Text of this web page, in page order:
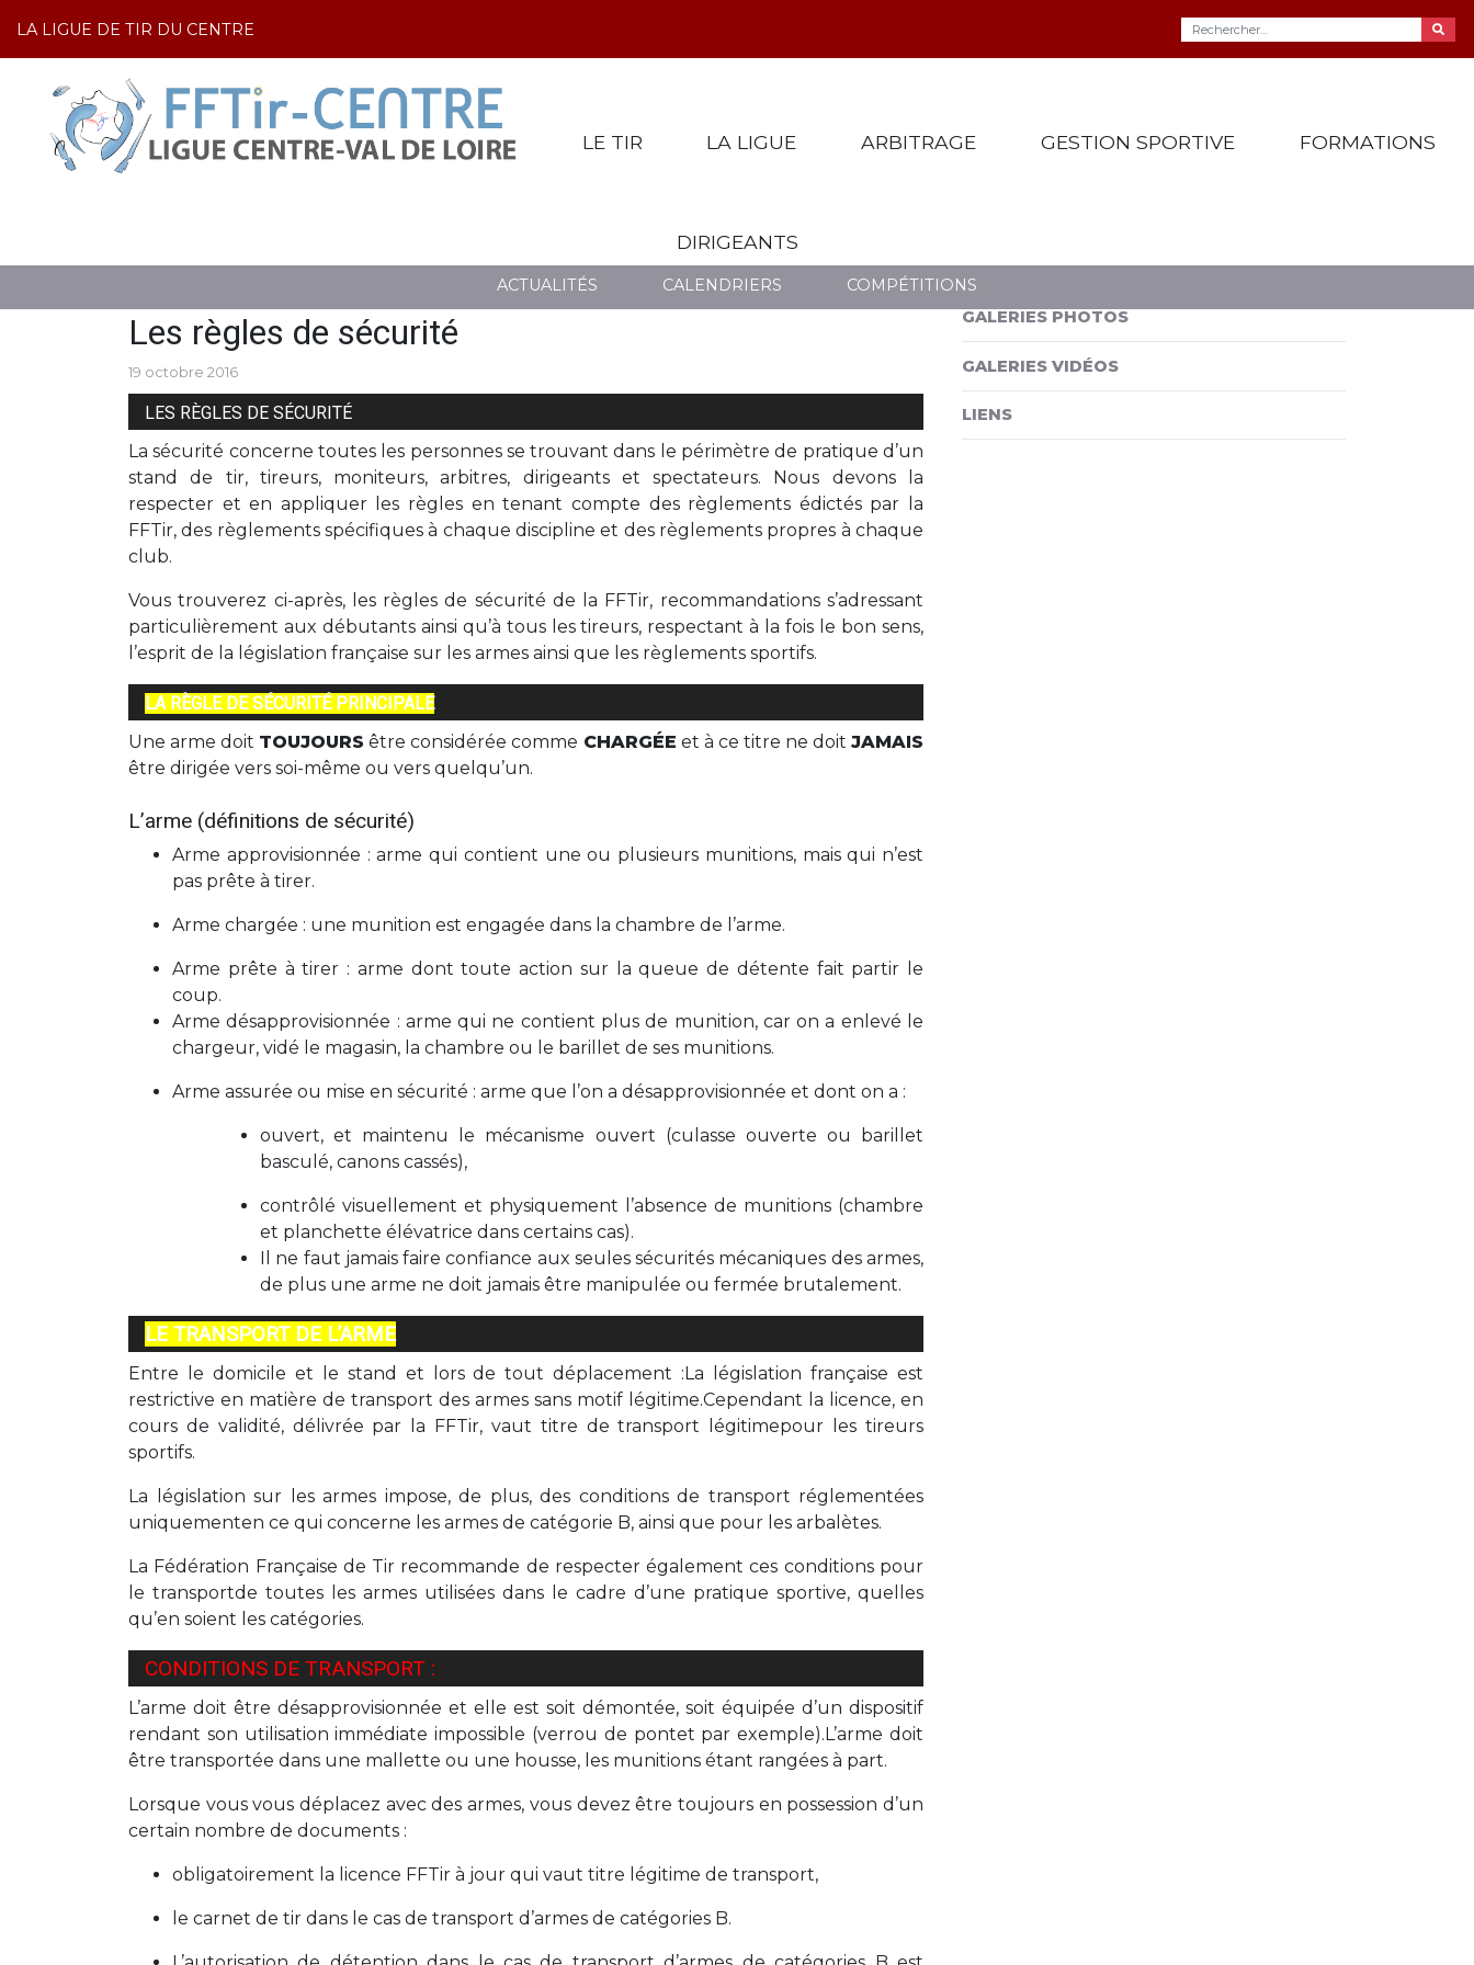
LA LIGUE DE TIR DU CENTRE
LE TIR LA LIGUE ARBITRAGE GESTION SPORTIVE FORMATIONS
DIRIGEANTS
ACTUALITÉS CALENDRIERS COMPÉTITIONS
LE TIR LES RÈGLES DE SÉCURITÉ
Les règles de sécurité
19 octobre 2016
LES RÈGLES DE SÉCURITÉ
La sécurité concerne toutes les personnes se trouvant dans le périmètre de pratique d’un
stand de tir, tireurs, moniteurs, arbitres, dirigeants et spectateurs. Nous devons la
respecter et en appliquer les règles en tenant compte des règlements édictés par la
FFTir, des règlements spécifiques à chaque discipline et des règlements propres à chaque
club.
Vous trouverez ci-après, les règles de sécurité de la FFTir, recommandations s’adressant
particulièrement aux débutants ainsi qu’à tous les tireurs, respectant à la fois le bon sens,
l’esprit de la législation française sur les armes ainsi que les règlements sportifs.
LA RÈGLE DE SÉCURITÉ PRINCIPALE
Une arme doit TOUJOURS être considérée comme CHARGÉE et à ce titre ne doitJAMAIS
être dirigée vers soi-même ou vers quelqu’un.
L’arme (définitions de sécurité)
Arme approvisionnée : arme qui contient une ou plusieurs munitions, mais qui n’est
pas prête à tirer.
Arme chargée : une munition est engagée dans la chambre de l’arme.
Arme prête à tirer : arme dont toute action sur la queue de détente fait partir le
coup.
Arme désapprovisionnée : arme qui ne contient plus de munition, car on a enlevé le
chargeur, vidé le magasin, la chambre ou le barillet de ses munitions.
Arme assurée ou mise en sécurité : arme que l’on a désapprovisionnée et dont on a :
ouvert, et maintenu le mécanisme ouvert (culasse ouverte ou barillet
basculé, canons cassés),
contrôlé visuellement et physiquement l’absence de munitions (chambre
et planchette élévatrice dans certains cas).
Il ne faut jamais faire confiance aux seules sécurités mécaniques des armes,
de plus une arme ne doit jamais être manipulée ou fermée brutalement.
LE TRANSPORT DE L’ARME
Entre le domicile et le stand et lors de tout déplacement :La législation française est
restrictive en matière de transport des armes sans motif légitime.Cependant la licence, en
cours de validité, délivrée par la FFTir, vaut titre de transport légitimepour les tireurs
sportifs.
La législation sur les armes impose, de plus, des conditions de transport réglementées
uniquementen ce qui concerne les armes de catégorie B, ainsi que pour les arbalètes.
La Fédération Française de Tir recommande de respecter également ces conditions pour
le transportde toutes les armes utilisées dans le cadre d’une pratique sportive, quelles
qu’en soient les catégories.
CONDITIONS DE TRANSPORT :
L’arme doit être désapprovisionnée et elle est soit démontée, soit équipée d’un dispositif
rendant son utilisation immédiate impossible (verrou de pontet par exemple).L’arme doit
être transportée dans une mallette ou une housse, les munitions étant rangées à part.
Lorsque vous vous déplacez avec des armes, vous devez être toujours en possession d’un
certain nombre de documents :
obligatoirement la licence FFTir à jour qui vaut titre légitime de transport,
le carnet de tir dans le cas de transport d’armes de catégories B.
GALERIES PHOTOS
GALERIES VIDÉOS
LIENS